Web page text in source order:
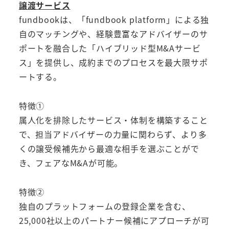
譲渡サービス
fundbookは、「fundbook platform」による独
自のマッチングや、経験豊富なアドバイザーのサ
ポートを融合した「ハイブリッド型M&Aサービ
ス」を提供し、成約までのプロセスを最大限サポ
ートする。
特徴①
属人化を排除したサービス・体制を構築すること
で、担当アドバイザーの力量に関わらず、より多
くの譲受候補先から最適な相手を選ぶことがで
き、フェアなM&Aが可能。
特徴②
独自のプラットフォームの登録企業を含む、
25,000社以上のパートナー候補にアプローチが可